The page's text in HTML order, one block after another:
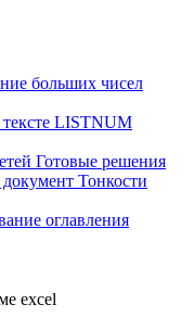
больших чисел
LISTNUM
Готовые решения
Тонкости
оглавления
excel